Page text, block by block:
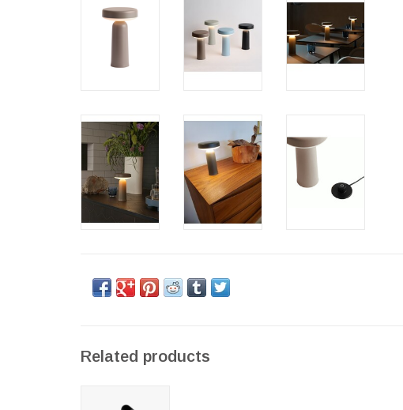
Related products